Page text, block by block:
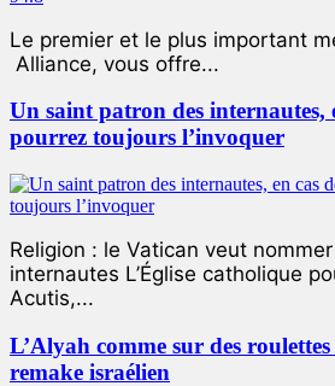
Le premier et le plus important
Alliance, vous offre...
Un saint patron des internautes,
pourrez toujours l’invoquer
Religion : le Vatican veut
internautes L’Église catholique
Acutis,...
L’Alyah comme sur des
remake israélien